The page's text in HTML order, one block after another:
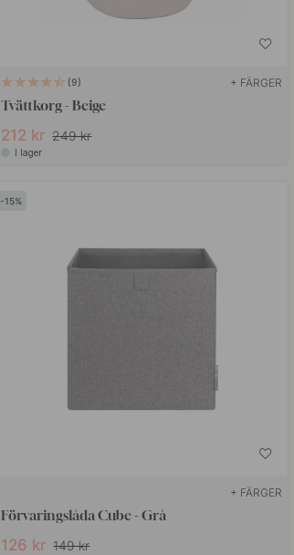
9 + FÄRGER
Tvättkorg - Beige
212 kr 249 kr
I lager
15
+ FÄRGER
Förvaringslåda Cube - Grå
126 kr 149 kr